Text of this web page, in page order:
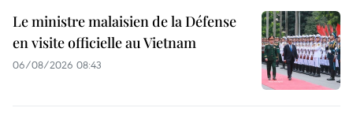
Le ministre malaisien de la Défense
en visite officielle au Vietnam
06/08/2026 08:43